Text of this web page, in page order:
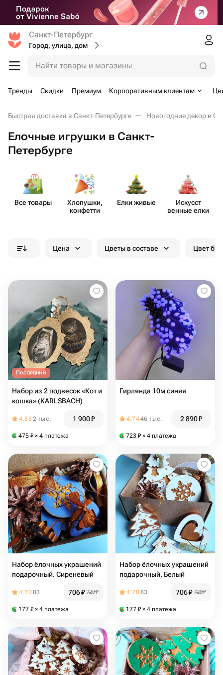
Санкт-Петербург
Город, улица, дом
Найти товары и магазины
Тренды Скидки Премиум Корпоративным клиентам
Быстрая доставка в Санкт-Петербурге Новогодние декор в
Елочные игрушки в Санкт-
Петербурге
Все товары
Хлопушки,
конфетти
Елки живые
Искусст​
венные елки
Цена Цветы в составе Цвет
Последний
Набор из 2 подвесок «Кот и
кошка» (KARLSBACH)
4.852 тыс. 1 900₽
475 ₽ × 4 платежа
Гирлянда 10м синяя
4.7446 тыс. 2 890₽
723 ₽ × 4 платежа
Набор ёлочных украшений
подарочный. Сиреневый
4.7083 706₽ 720₽
177 ₽ × 4 платежа
Набор ёлочных украшений
подарочный. Белый
4.7083 706₽ 720₽
177 ₽ × 4 платежа